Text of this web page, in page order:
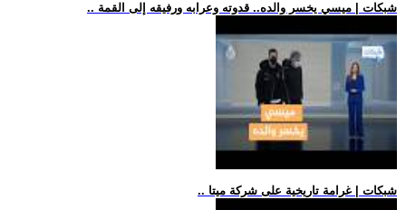
.. شبكات | ميسي يخسر والده.. قدوته وعرابه ورفيقه إلى القمة
.. شبكات | غرامة تاريخية على شركة ميتا